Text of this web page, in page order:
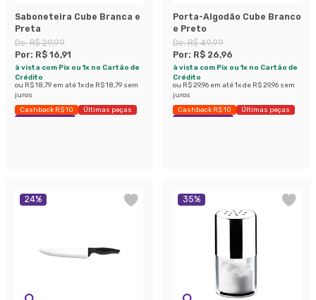
Saboneteira Cube Branca e
Preta
De:R$ 29,99
Por: R$ 16,91
à vista com Pix ou 1x no Cartão de
Crédito
ou R$ 18,79 em até1x de R$ 18,79 sem
juros
Cashback R$ 10
Últimas peças
Economize 43%
Porta-Algodão Cube Branco
e Preto
De:R$ 49,99
Por: R$ 26,96
à vista com Pix ou 1x no Cartão de
Crédito
ou R$ 29,96 em até1x de R$ 29,96 sem
juros
Cashback R$ 10
Últimas peças
Economize 46%
24% 35%